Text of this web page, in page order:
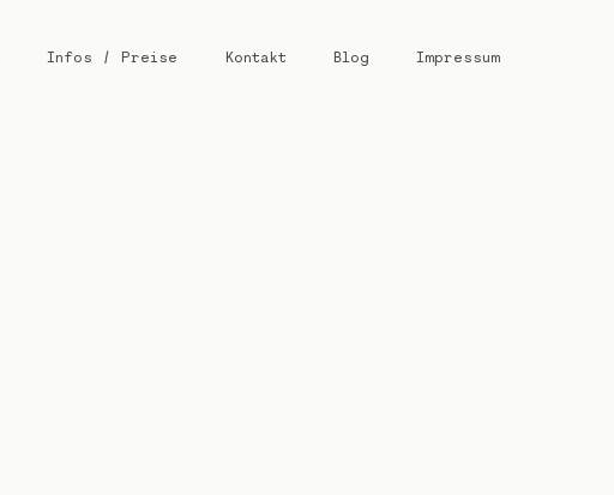
Infos / Preise Kontakt Blog Impressum